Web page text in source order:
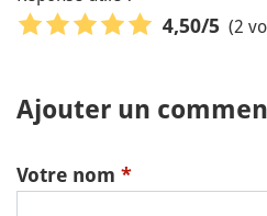
4,50/5 (2
Ajouter un
Votre nom *